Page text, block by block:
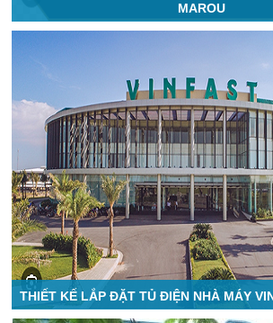
MAROU
THIẾT KẾ LẮP ĐẶT TỦ ĐIỆN NHÀ MÁY